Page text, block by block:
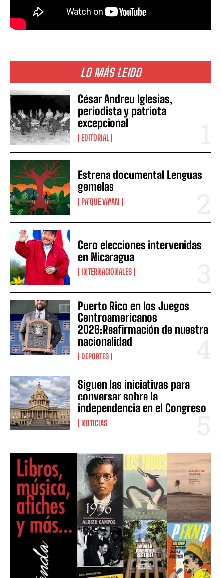
LO MÁS LEIDO
César Andreu Iglesias,
periodista y patriota
excepcional
EDITORIAL
Estrena documental Lenguas
gemelas
PA’QUE VAYAN
Cero elecciones intervenidas
en Nicaragua
INTERNACIONALES
Puerto Rico en los Juegos
Centroamericanos
2026:Reafirmación de nuestra
nacionalidad
DEPORTES
Siguen las iniciativas para
conversar sobre la
independencia en el Congreso
NOTICIAS